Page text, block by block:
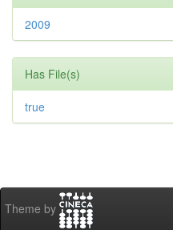
2009
Has File(s)
true
Theme by